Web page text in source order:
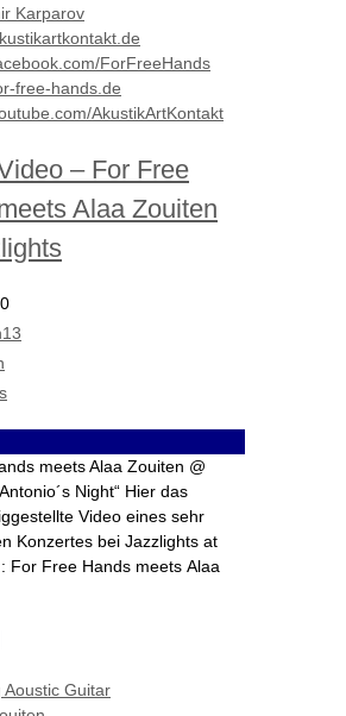
Karparov
ForFreeHands
free-hands.de
AkustikArtKontakt
– For Free
Alaa Zouiten
meets Alaa Zouiten @
Night“ Hier das
Video eines sehr
Konzertes bei Jazzlights at
For Free Hands meets Alaa
Aoustic Guitar